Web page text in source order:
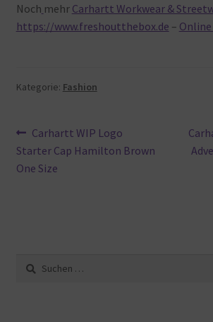
Noch mehr Carhartt Workwear &
https://www.freshoutthebox.de – Online
Kategorie: Fashion
Beitragsnavigation
Vorheriger
Beitrag:
Carhartt WIP Logo
Starter Cap Hamilton Brown
One Size
Suche
nach: